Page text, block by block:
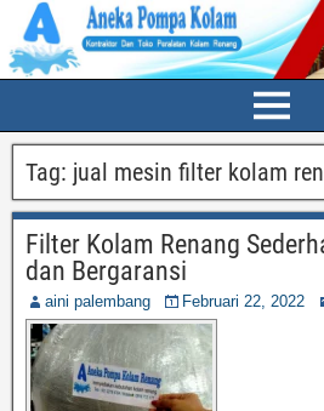
Tag: jual mesin filter kolam
Filter Kolam Renang
dan Bergaransi
aini palembang Februari 22, 2022